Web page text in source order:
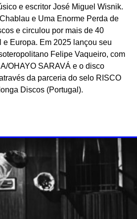
e escritor José Miguel Wisnik.
e Uma Enorme Perda de
e circulou por mais de 40
Europa. Em 2025 lançou seu
Felipe Vaqueiro, com
OHAYO SARAVÁ e o disco
da parceria do selo RISCO
Discos (Portugal).